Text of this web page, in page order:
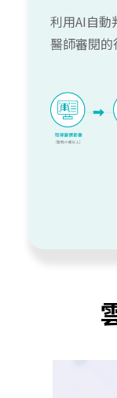
利用AI自動
醫師審閱的